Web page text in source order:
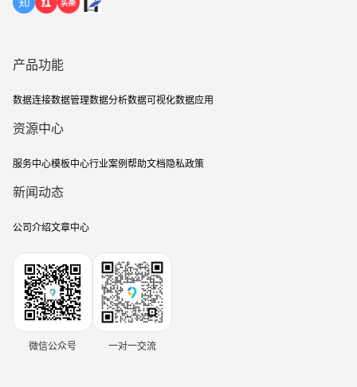
产品功能
数据连接数据管理数据分析数据可视化数据应用
资源中心
服务中心模板中心行业案例帮助文档隐私政策
新闻动态
公司介绍文章中心
微信公众号 一对一交流